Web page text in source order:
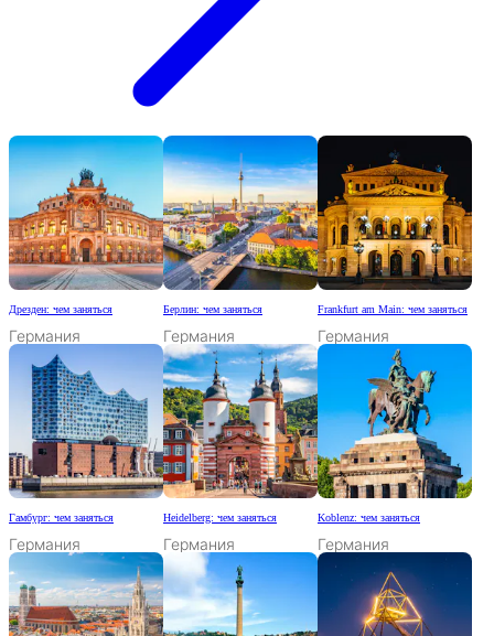
Дрезден: чем заняться
Германия
Берлин: чем заняться
Германия
Frankfurt am Main: чем заняться
Германия
Гамбург: чем заняться
Германия
Heidelberg: чем заняться
Германия
Koblenz: чем заняться
Германия